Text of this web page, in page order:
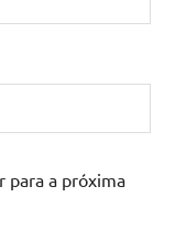
para a próxima